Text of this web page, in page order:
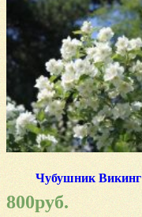
Чубушник Викинг
800руб.